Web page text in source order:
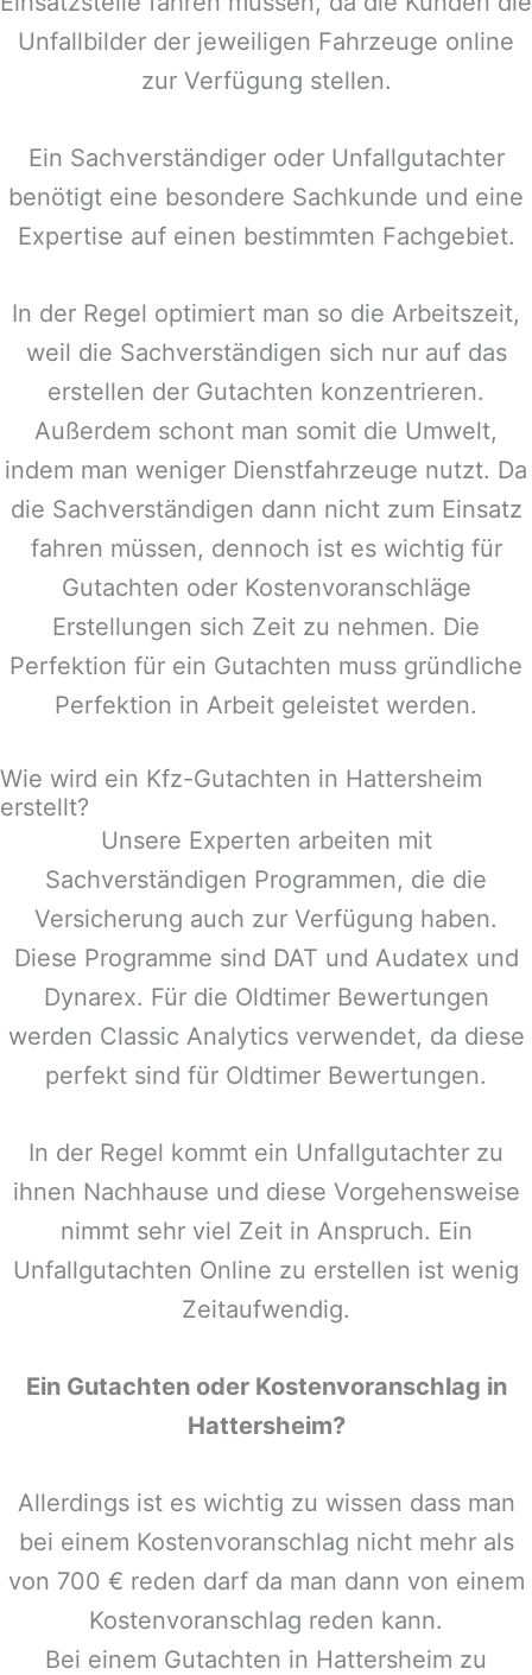
Unfallbilder der jeweiligen Fahrzeuge online
zur Verfügung stellen.
Ein Sachverständiger oder Unfallgutachter
benötigt eine besondere Sachkunde und eine
Expertise auf einen bestimmten Fachgebiet.
In der Regel optimiert man so die Arbeitszeit,
weil die Sachverständigen sich nur auf das
erstellen der Gutachten konzentrieren.
Außerdem schont man somit die Umwelt,
indem man weniger Dienstfahrzeuge nutzt. Da
die Sachverständigen dann nicht zum Einsatz
fahren müssen, dennoch ist es wichtig für
Gutachten oder Kostenvoranschläge
Erstellungen sich Zeit zu nehmen. Die
Perfektion für ein Gutachten muss gründliche
Perfektion in Arbeit geleistet werden.
Wie wird ein Kfz-Gutachten in Hattersheim
erstellt?
Unsere Experten arbeiten mit
Sachverständigen Programmen, die die
Versicherung auch zur Verfügung haben.
Diese Programme sind DAT und Audatex und
Dynarex. Für die Oldtimer Bewertungen
werden Classic Analytics verwendet, da diese
perfekt sind für Oldtimer Bewertungen.
In der Regel kommt ein Unfallgutachter zu
ihnen Nachhause und diese Vorgehensweise
nimmt sehr viel Zeit in Anspruch. Ein
Unfallgutachten Online zu erstellen ist wenig
Zeitaufwendig.
Ein Gutachten oder Kostenvoranschlag in
Hattersheim?
Allerdings ist es wichtig zu wissen dass man
bei einem Kostenvoranschlag nicht mehr als
von 700 € reden darf da man dann von einem
Kostenvoranschlag reden kann.
Bei einem Gutachten in Hattersheim zu